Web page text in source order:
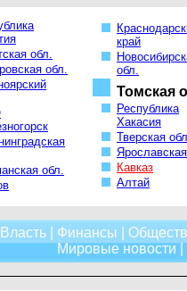
обл.
обл.
обл.
край
обл.
Томская
Республика
Хакасия
Тверская
Кавказ
Алтай
Власть| Финансы
Мировые новости